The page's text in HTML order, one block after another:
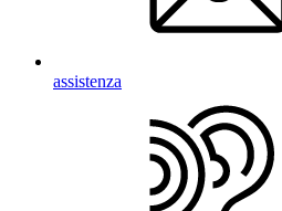
assistenza